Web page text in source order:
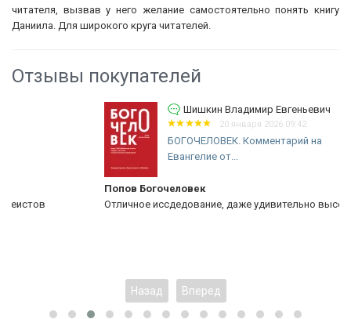
читателя, вызвав у него желание самостоятельно понять книгу
Даниила. Для широкого круга читателей.
Отзывы покупателей
Шишкин Владимир Евгеньевич
20 января 2026 09:42
БОГОЧЕЛОВЕК. Комментарий на
Евангелие от...
Попов Богочеловек
Отличное иссдедование, даже удивительно высокий уровень!
Назад Вперед